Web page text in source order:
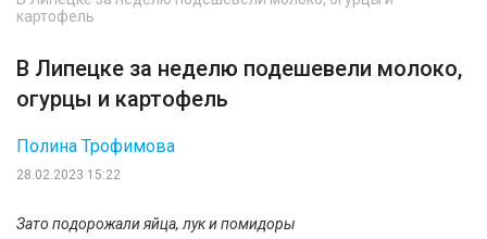
картофель
В Липецке за неделю подешевели молоко,
огурцы и картофель
28.02.2023 15:22
Полина Трофимова
Зато подорожали яйца, лук и помидоры